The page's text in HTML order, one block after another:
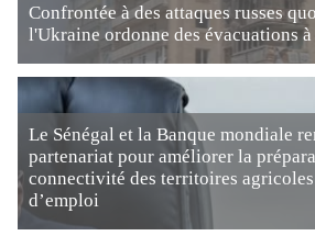
Confrontée à des attaques russes
l'Ukraine ordonne des évacuations
Le Sénégal et la Banque mondiale
partenariat pour améliorer la
connectivité des territoires
d’emploi